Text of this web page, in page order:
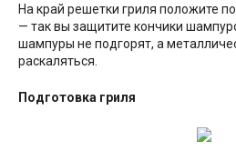
На край решетки гриля положите
— так вы защитите кончики
шампуры не подгорят, а
раскаляться.
Подготовка гриля